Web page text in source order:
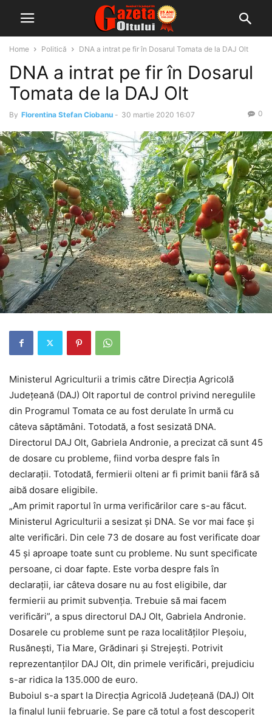
Home Politică DNA a intrat pe fir în Dosarul Tomata de la DAJ Olt
DNA a intrat pe fir în Dosarul
Tomata de la DAJ Olt
By Florentina Stefan Ciobanu - 30 martie 2020 16:07 0
Ministerul Agriculturii a trimis către Direcția Agricolă
Județeană (DAJ) Olt raportul de control privind neregulile
din Programul Tomata ce au fost derulate în urmă cu
câteva săptămâni. Totodată, a fost sesizată DNA.
Directorul DAJ Olt, Gabriela Andronie, a precizat că sunt 45
de dosare cu probleme, fiind vorba despre fals în
declarații. Totodată, fermierii olteni ar fi primit banii fără să
aibă dosare eligibile.
„Am primit raportul în urma verificărilor care s-au făcut.
Ministerul Agriculturii a sesizat și DNA. Se vor mai face și
alte verificări. Din cele 73 de dosare au fost verificate doar
45 și aproape toate sunt cu probleme. Nu sunt specificate
persoane, ci doar fapte. Este vorba despre fals în
declarații, iar câteva dosare nu au fost eligibile, dar
fermierii au primit subvenția. Trebuie să mai facem
verificări”, a spus directorul DAJ Olt, Gabriela Andronie.
Dosarele cu probleme sunt pe raza localităților Pleșoiu,
Rusănești, Tia Mare, Grădinari și Strejești. Potrivit
reprezentanților DAJ Olt, din primele verificări, prejudiciu
s-ar ridica la 135.000 de euro.
Buboiul s-a spart la Direcţia Agricolă Judeţeană (DAJ) Olt
la finalul lunii februarie. Se pare că totul a fost descoperit